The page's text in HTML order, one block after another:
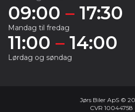
09:00 – 17:30
Mandag til fredag
11:00 – 14:00
Lørdag og søndag
Jørs Biler ApS ©
CVR 10044758